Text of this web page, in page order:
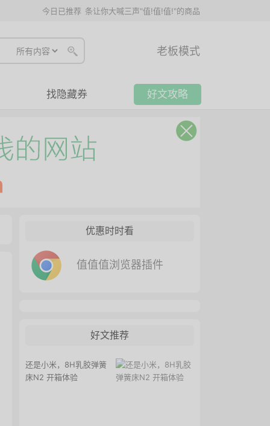
今日已推荐 条让你大喊三声"值!值!值!"的商品
老板模式
找隐藏券 好文攻略
优惠时时看
值值值浏览器插件
好文推荐
还是小米，8H乳胶弹簧
床N2 开箱体验